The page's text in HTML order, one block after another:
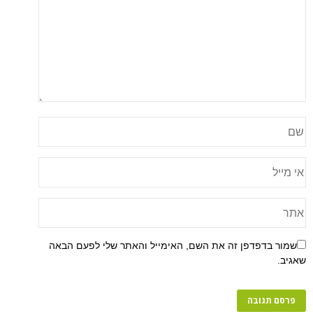
שמור בדפדפן זה את השם, האימייל והאתר שלי לפעם הבאה
שאגיב.